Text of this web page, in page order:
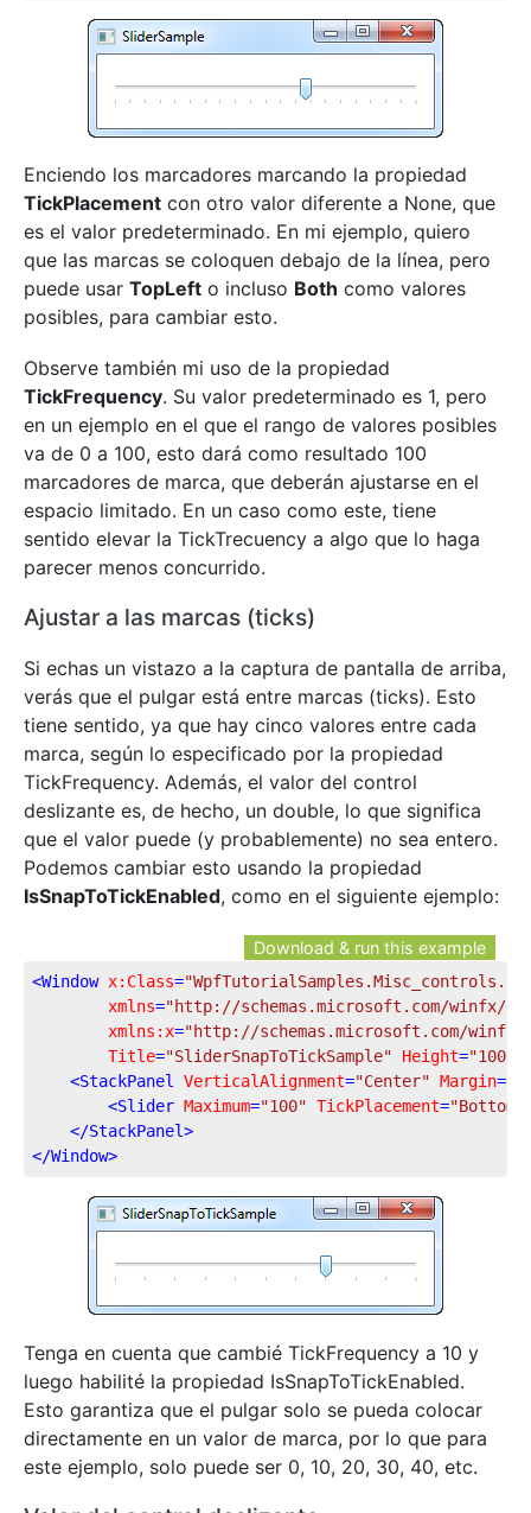
Enciendo los marcadores marcando la propiedad
TickPlacement con otro valor diferente a None, que
es el valor predeterminado. En mi ejemplo, quiero
que las marcas se coloquen debajo de la línea, pero
puede usar TopLeft o incluso Both como valores
posibles, para cambiar esto.
Observe también mi uso de la propiedad
TickFrequency. Su valor predeterminado es 1, pero
en un ejemplo en el que el rango de valores posibles
va de 0 a 100, esto dará como resultado 100
marcadores de marca, que deberán ajustarse en el
espacio limitado. En un caso como este, tiene
sentido elevar la TickTrecuency a algo que lo haga
parecer menos concurrido.
Ajustar a las marcas (ticks)
Si echas un vistazo a la captura de pantalla de arriba,
verás que el pulgar está entre marcas (ticks). Esto
tiene sentido, ya que hay cinco valores entre cada
marca, según lo especificado por la propiedad
TickFrequency. Además, el valor del control
deslizante es, de hecho, un double, lo que significa
que el valor puede (y probablemente) no sea entero.
Podemos cambiar esto usando la propiedad
IsSnapToTickEnabled, como en el siguiente ejemplo:
Download & run this example
<Window x:Class=
xmlns="http://schemas.microsoft.com/winfx/
xmlns:x="http://schemas.microsoft.com/winfx/
Title="SliderSnapToTickSample" Height="100"
<StackPanel VerticalAlignment="Center" Margin=
<Slider Maximum="100" TickPlacement=
</StackPanel>
</Window>
Tenga en cuenta que cambié TickFrequency a 10 y
luego habilité la propiedad IsSnapToTickEnabled.
Esto garantiza que el pulgar solo se pueda colocar
directamente en un valor de marca, por lo que para
este ejemplo, solo puede ser 0, 10, 20, 30, 40, etc.